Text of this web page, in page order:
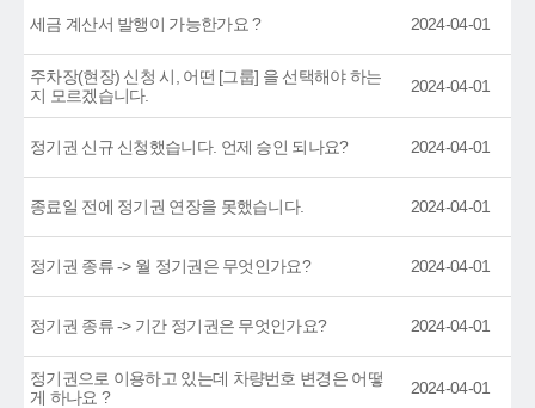
세금 계산서 발행이 가능한가요 ? 2024-04-01
주차장(현장) 신청 시, 어떤 [그룹] 을 선택해야 하는
지 모르겠습니다.
2024-04-01
정기권 신규 신청했습니다. 언제 승인 되나요? 2024-04-01
종료일 전에 정기권 연장을 못했습니다. 2024-04-01
정기권 종류 -> 월 정기권은 무엇인가요? 2024-04-01
정기권 종류 -> 기간 정기권은 무엇인가요? 2024-04-01
정기권으로 이용하고 있는데 차량번호 변경은 어떻
게 하나요 ?
2024-04-01